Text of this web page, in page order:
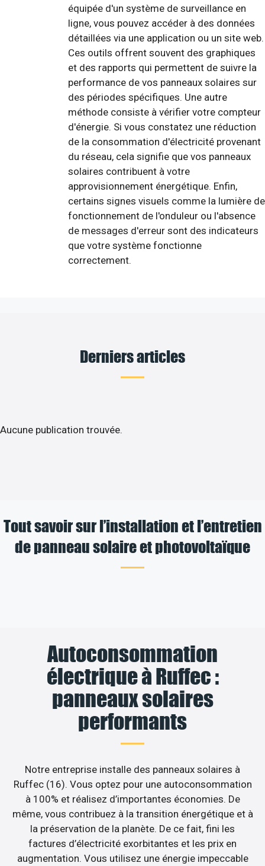
équipée d'un système de surveillance en
ligne, vous pouvez accéder à des données
détaillées via une application ou un site web.
Ces outils offrent souvent des graphiques
et des rapports qui permettent de suivre la
performance de vos panneaux solaires sur
des périodes spécifiques. Une autre
méthode consiste à vérifier votre compteur
d'énergie. Si vous constatez une réduction
de la consommation d'électricité provenant
du réseau, cela signifie que vos panneaux
solaires contribuent à votre
approvisionnement énergétique. Enfin,
certains signes visuels comme la lumière de
fonctionnement de l'onduleur ou l'absence
de messages d'erreur sont des indicateurs
que votre système fonctionne
correctement.
Derniers articles
Aucune publication trouvée.
Tout savoir sur l’installation et l’entretien
de panneau solaire et photovoltaïque
Autoconsommation
électrique à Ruffec :
panneaux solaires
performants
Notre entreprise installe des panneaux solaires à
Ruffec (16). Vous optez pour une autoconsommation
à 100% et réalisez d’importantes économies. De
même, vous contribuez à la transition énergétique et à
la préservation de la planète. De ce fait, fini les
factures d’électricité exorbitantes et les prix en
augmentation. Vous utilisez une énergie impeccable